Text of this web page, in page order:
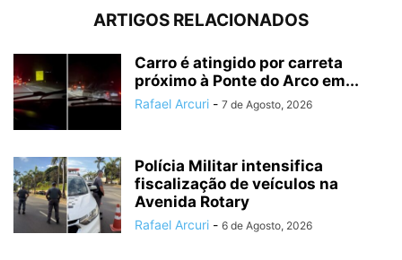
ARTIGOS RELACIONADOS
Carro é atingido por carreta
próximo à Ponte do Arco em...
Rafael Arcuri - 7 de Agosto, 2026
Polícia Militar intensifica
fiscalização de veículos na
Avenida Rotary
Rafael Arcuri - 6 de Agosto, 2026